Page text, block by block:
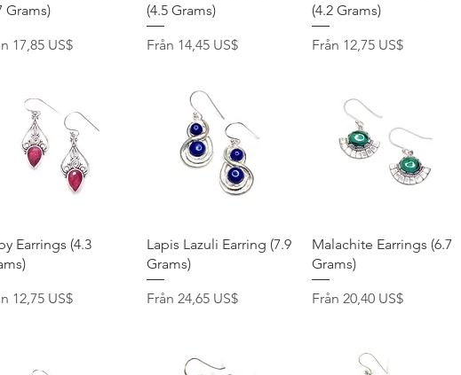
Grams)
17,85 US$
(4.5 Grams)
Från 14,45 US$
Reapris
(4.2 Grams)
Från 12,75 US$
Reapris
Snabbvisning
Earrings (4.3
12,75 US$
Snabbvisning
Lapis Lazuli Earring (7.9
Grams)
Från 24,65 US$
Reapris
Snabbvisning
Malachite Earrings (6.7
Grams)
Från 20,40 US$
Reapris